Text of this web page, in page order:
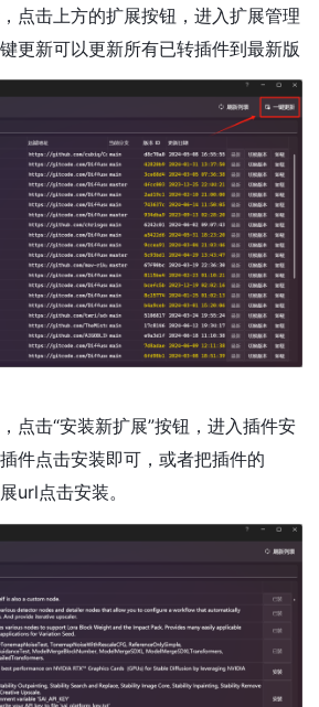
点击上方的扩展按钮，进入扩展管理
更新可以更新所有已转插件到最新版
点击“安装新扩展”按钮，进入插件安
件点击安装即可，或者把插件的
url点击安装。